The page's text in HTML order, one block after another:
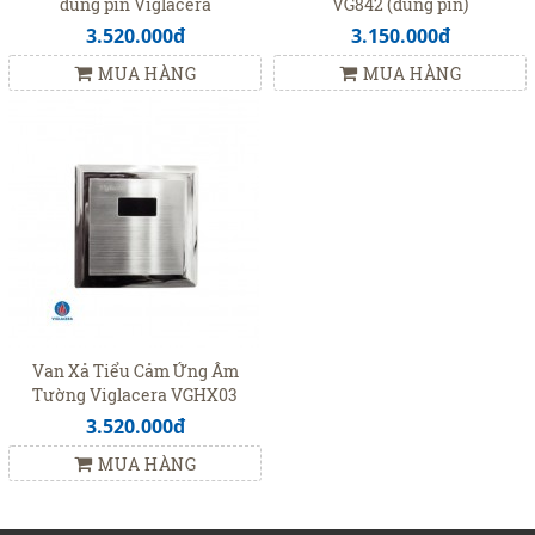
VG843(VGHX03)
3.520.000đ
MUA HÀNG
3.150.000đ
MUA HÀNG
Van Xả Tiểu Cảm Ứng Âm
Tường Viglacera VGHX03
(VG843)
3.520.000đ
MUA HÀNG